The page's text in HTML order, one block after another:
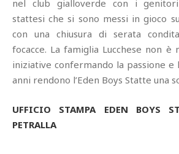
nel club gialloverde con i
stattesi che si sono messi in gioco
con una chiusura di serata
focacce. La famiglia Lucchese non è
iniziative confermando la passione e
anni rendono l’Eden Boys Statte una
UFFICIO STAMPA EDEN BOYS
PETRALLA